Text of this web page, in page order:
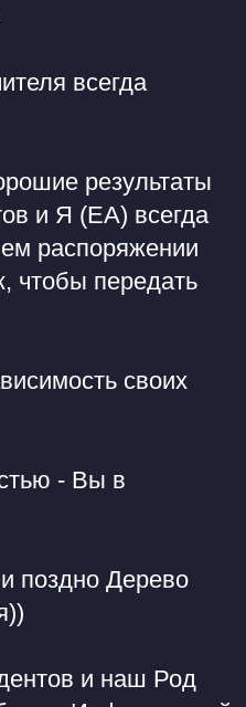
всегда
результаты
и Я (ЕА) всегда
распоряжении
чтобы передать
своих
- Вы в
поздно Дерево
и наш Род